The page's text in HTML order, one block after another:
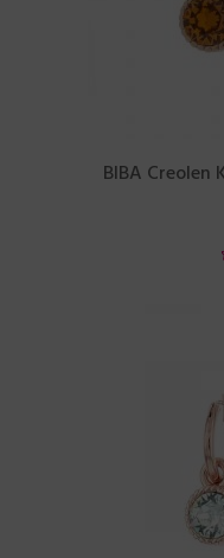
BIBA Creolen